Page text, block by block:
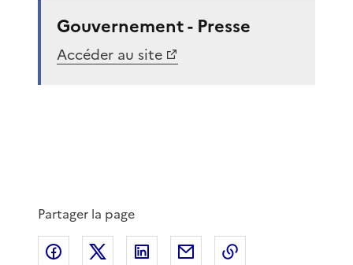
Gouvernement - Presse
Accéder au site
Partager la page
Partager sur Facebook
Partager sur XPartager sur LinkedIn
Partager par email